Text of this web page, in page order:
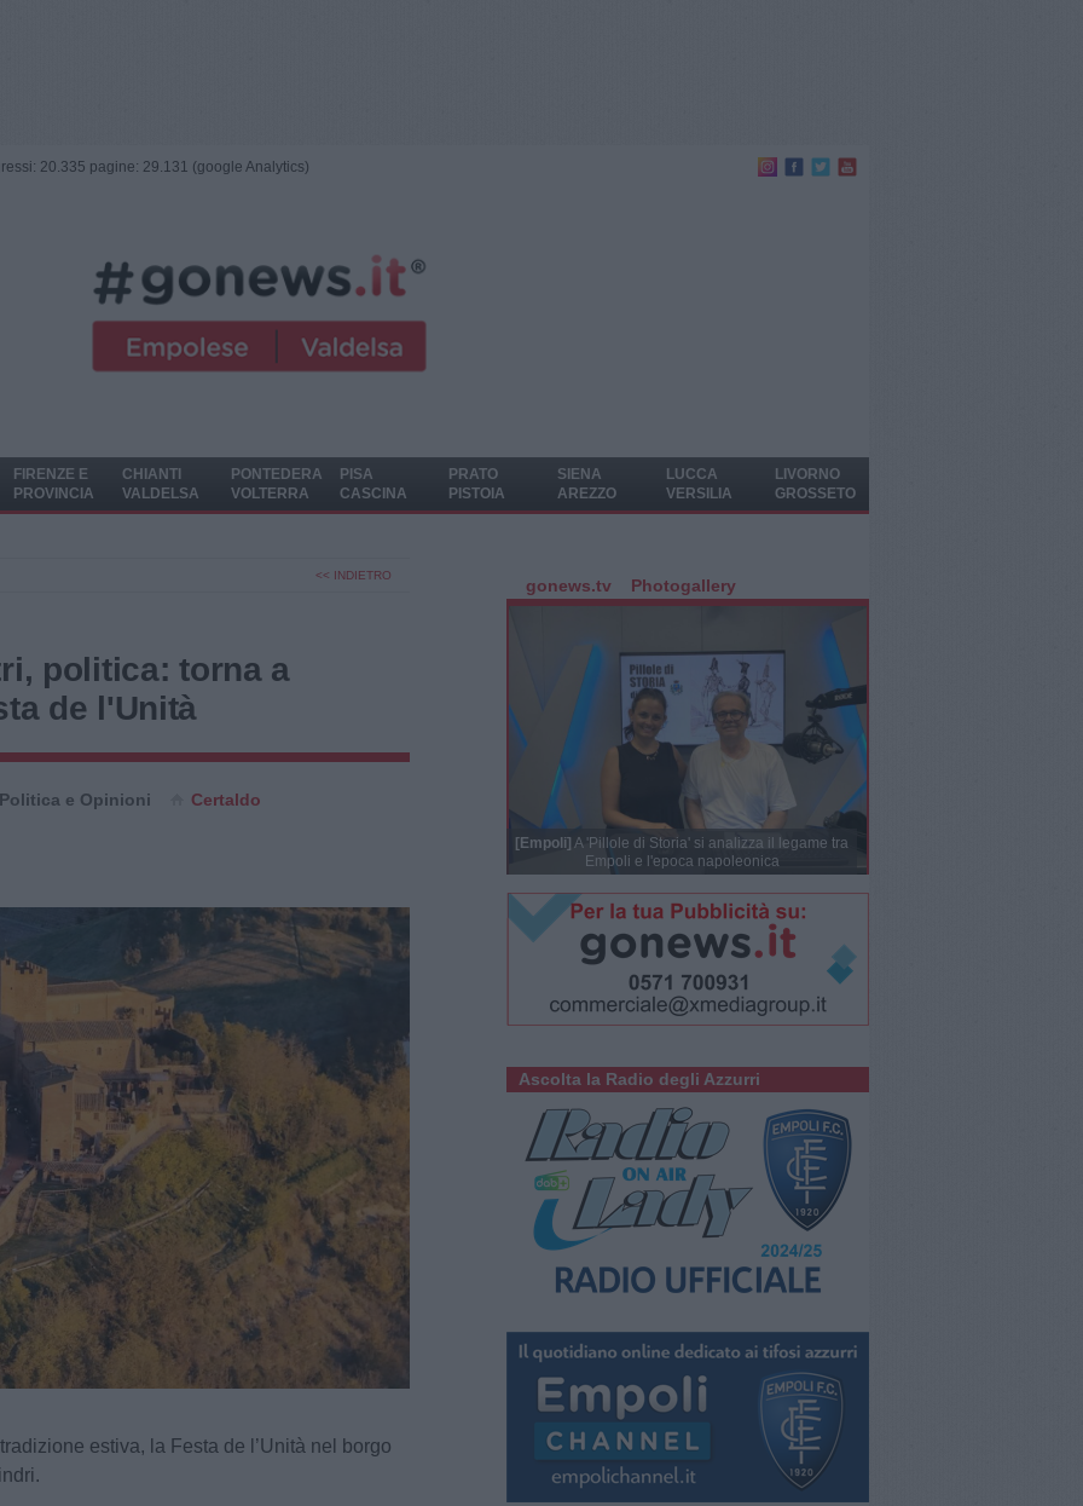
20.335 pagine: 29.131 (google Analytics)
FIRENZE E
PROVINCIA
CHIANTI
VALDELSA
PONTEDERA
VOLTERRA
PISA
CASCINA
PRATO
PISTOIA
SIENA
AREZZO
LUCCA
VERSILIA
LIVORNO
GROSSETO
<< INDIETRO
politica: torna a
de l'Unità
Politica e Opinioni Certaldo
estiva, la Festa de l’Unità nel borgo
gonews.tv Photogallery
[Empoli] A 'Pillole di Storia' si analizza il legame tra
Empoli e l'epoca napoleonica
Ascolta la Radio degli Azzurri